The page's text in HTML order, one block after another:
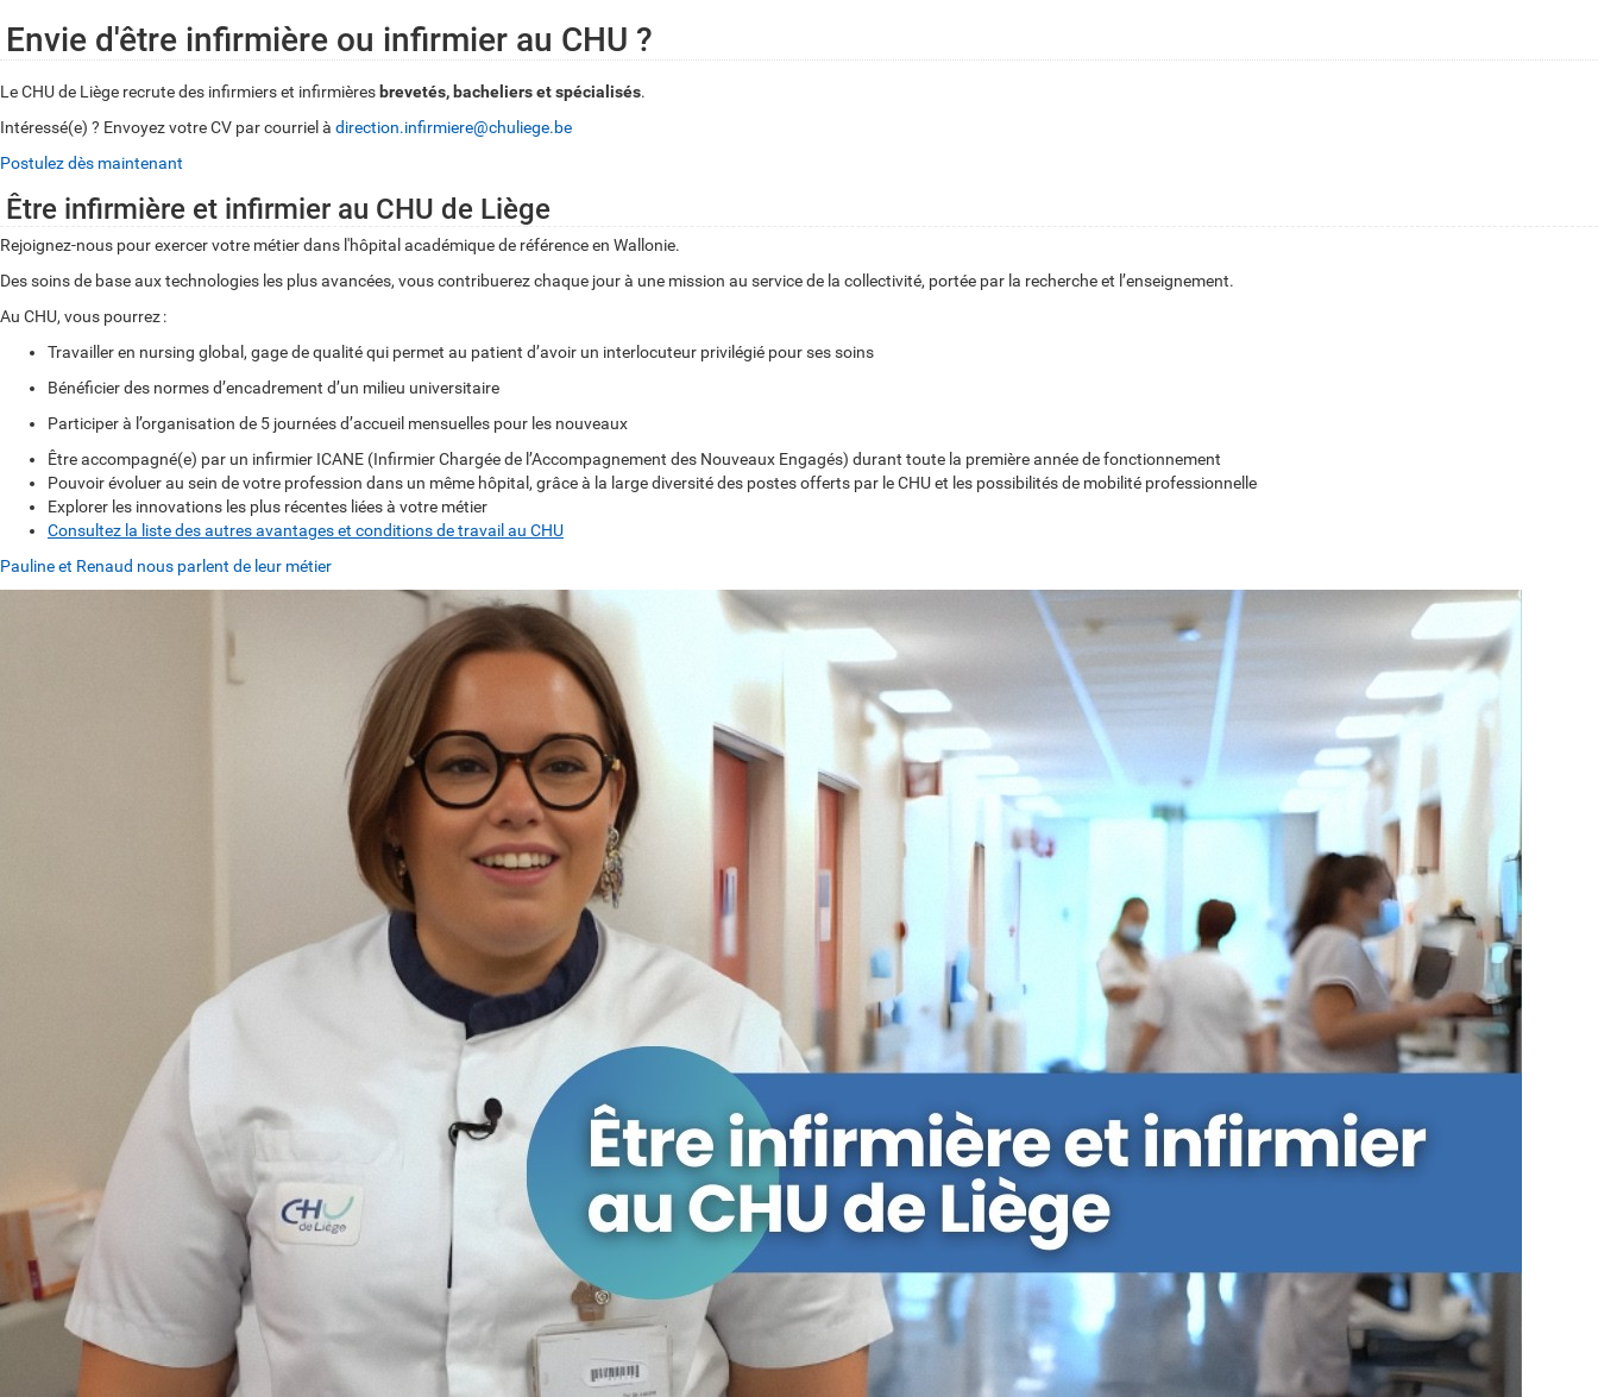
Envie d'être infirmière ou infirmier au CHU ?
Le CHU de Liège recrute des infirmiers et infirmières brevetés, bacheliers et spécialisés.
Intéressé(e) ? Envoyez votre CV par courriel à direction.infirmiere@chuliege.be
Postulez dès maintenant
Être infirmière et infirmier au CHU de Liège
Rejoignez-nous pour exercer votre métier dans l'hôpital académique de référence en Wallonie.
Des soins de base aux technologies les plus avancées, vous contribuerez chaque jour à une mission au service de la collectivité, portée par la recherche et l’enseignement.
Au CHU, vous pourrez :
Travailler en nursing global, gage de qualité qui permet au patient d’avoir un interlocuteur privilégié pour ses soins
Bénéficier des normes d’encadrement d’un milieu universitaire
Participer à l’organisation de 5 journées d’accueil mensuelles pour les nouveaux
Être accompagné(e) par un infirmier ICANE (Infirmier Chargée de l’Accompagnement des Nouveaux Engagés) durant toute la première année de fonctionnement
Pouvoir évoluer au sein de votre profession dans un même hôpital, grâce à la large diversité des postes offerts par le CHU et les possibilités de mobilité professionnelle
Explorer les innovations les plus récentes liées à votre métier
Consultez la liste des autres avantages et conditions de travail au CHU
Pauline et Renaud nous parlent de leur métier